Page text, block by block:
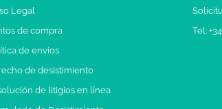
Legal
de compra
de envíos
de desistimiento
de litigios en línea
Tel: